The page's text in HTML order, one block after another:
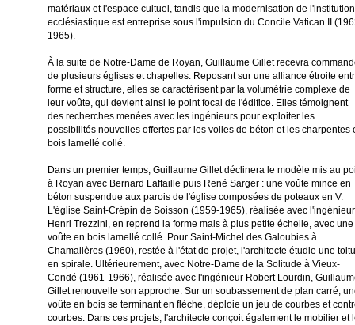
matériaux et l'espace cultuel, tandis que la modernisation de l'institution
ecclésiastique est entreprise sous l'impulsion du Concile Vatican II
1965).
À la suite de Notre-Dame de Royan, Guillaume Gillet recevra
de plusieurs églises et chapelles. Reposant sur une alliance étroite
forme et structure, elles se caractérisent par la volumétrie complexe de
leur voûte, qui devient ainsi le point focal de l'édifice. Elles témoignent
des recherches menées avec les ingénieurs pour exploiter les
possibilités nouvelles offertes par les voiles de béton et les charpentes
bois lamellé collé.
Dans un premier temps, Guillaume Gillet déclinera le modèle mis au
à Royan avec Bernard Laffaille puis René Sarger : une voûte mince en
béton suspendue aux parois de l'église composées de poteaux en V.
L'église Saint-Crépin de Soisson (1959-1965), réalisée avec l'ingénieur
Henri Trezzini, en reprend la forme mais à plus petite échelle, avec une
voûte en bois lamellé collé. Pour Saint-Michel des Galoubies à
Chamalières (1960), restée à l'état de projet, l'architecte étudie une
en spirale. Ultérieurement, avec Notre-Dame de la Solitude à Vieux-
Condé (1961-1966), réalisée avec l'ingénieur Robert Lourdin,
Gillet renouvelle son approche. Sur un soubassement de plan carré,
voûte en bois se terminant en flèche, déploie un jeu de courbes et
courbes. Dans ces projets, l'architecte conçoit également le mobilier et